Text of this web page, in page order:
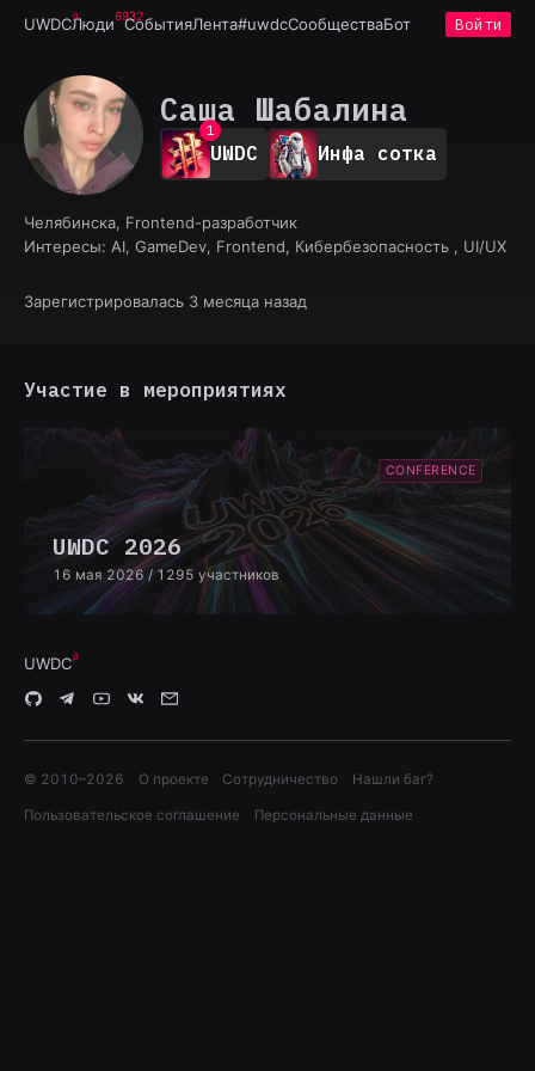
UWDCЛюди6932
СобытияЛента#uwdcСообществаБот Войти
Саша Шабалина
0
1
2
3
5
6
8
UWDC Инфа сотка
Челябинска, Frontend-разработчик
Интересы: AI, GameDev, Frontend, Кибербезопасность , UI/UX
Зарегистрировалась 3 месяца назад
Участие в мероприятиях
CONFERENCE
UWDC 2026
16 мая 2026 / 1295 участников
UWDC
© 2010–2026 О проекте Сотрудничество Нашли баг?
Пользовательское соглашение Персональные данные